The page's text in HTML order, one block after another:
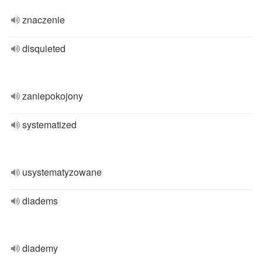
znaczenie
disquieted
zaniepokojony
systematized
usystematyzowane
diadems
diademy